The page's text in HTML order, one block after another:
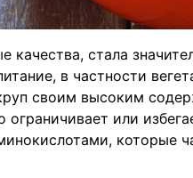
стала
в частности
своим высоким
или
которые